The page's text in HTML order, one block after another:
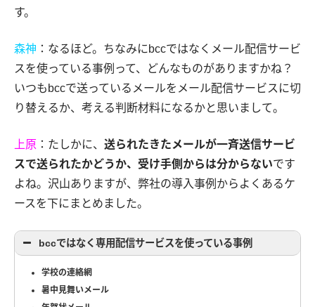
す。
森神 ：なるほど。ちなみにbccではなくメール配信サービ
スを使っている事例って、どんなものがありますかね？
いつもbccで送っているメールをメール配信サービスに切
り替えるか、考える判断材料になるかと思いまして。
上原 ：たしかに、 送られたきたメールが一斉送信サービ
スで送られたかどうか、受け手側からは分からないです
よね。沢山ありますが、弊社の導入事例からよくあるケ
ースを下にまとめました。
bccではなく専用配信サービスを使っている事例
学校の連絡網
暑中見舞いメール